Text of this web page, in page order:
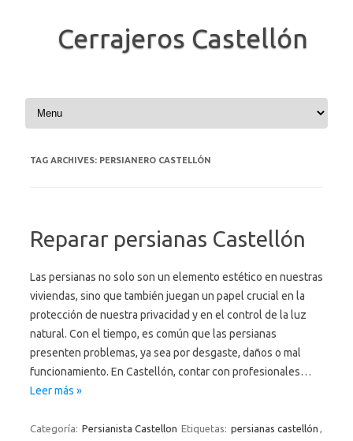
Cerrajeros Castellón
Skip to content
TAG ARCHIVES: PERSIANERO CASTELLÓN
Reparar persianas Castellón
Las persianas no solo son un elemento estético en nuestras
viviendas, sino que también juegan un papel crucial en la
protección de nuestra privacidad y en el control de la luz
natural. Con el tiempo, es común que las persianas
presenten problemas, ya sea por desgaste, daños o mal
funcionamiento. En Castellón, contar con profesionales…
Leer más »
Categoría: Persianista Castellon Etiquetas: persianas castellón ,